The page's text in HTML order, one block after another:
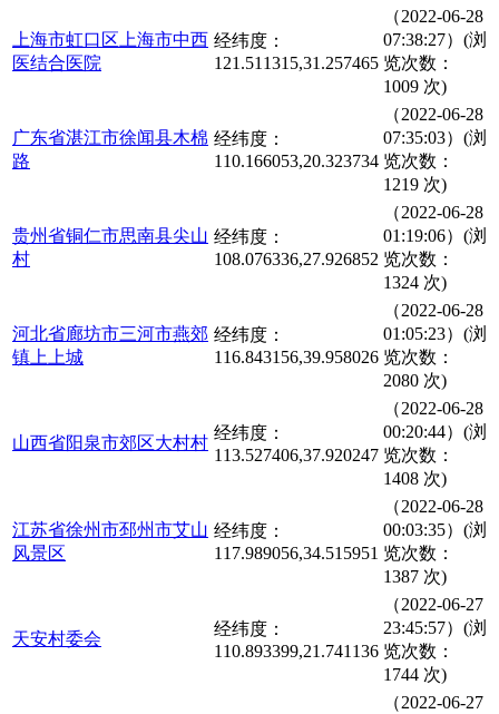
上海市虹口区上海市中西
医结合医院
经纬度：
121.511315,31.257465
（2022-06-28
07:38:27）(浏
览次数：
1009 次)
广东省湛江市徐闻县木棉
路
经纬度：
110.166053,20.323734
（2022-06-28
07:35:03）(浏
览次数：
1219 次)
贵州省铜仁市思南县尖山
村
经纬度：
108.076336,27.926852
（2022-06-28
01:19:06）(浏
览次数：
1324 次)
河北省廊坊市三河市燕郊
镇上上城
经纬度：
116.843156,39.958026
（2022-06-28
01:05:23）(浏
览次数：
2080 次)
山西省阳泉市郊区大村村
经纬度：
113.527406,37.920247
（2022-06-28
00:20:44）(浏
览次数：
1408 次)
江苏省徐州市邳州市艾山
风景区
经纬度：
117.989056,34.515951
（2022-06-28
00:03:35）(浏
览次数：
1387 次)
天安村委会
经纬度：
110.893399,21.741136
（2022-06-27
23:45:57）(浏
览次数：
1744 次)
（2022-06-27